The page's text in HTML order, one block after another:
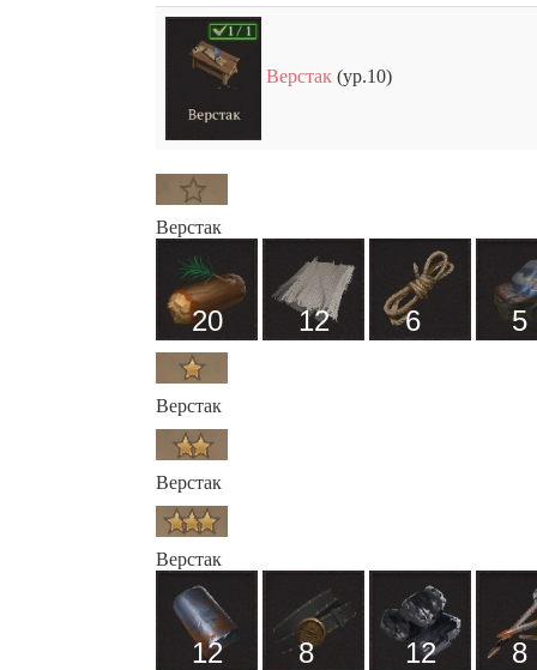
Верстак (ур.10)
Верстак
20 12 6 5
Верстак
Верстак
Верстак
12 8 12 8